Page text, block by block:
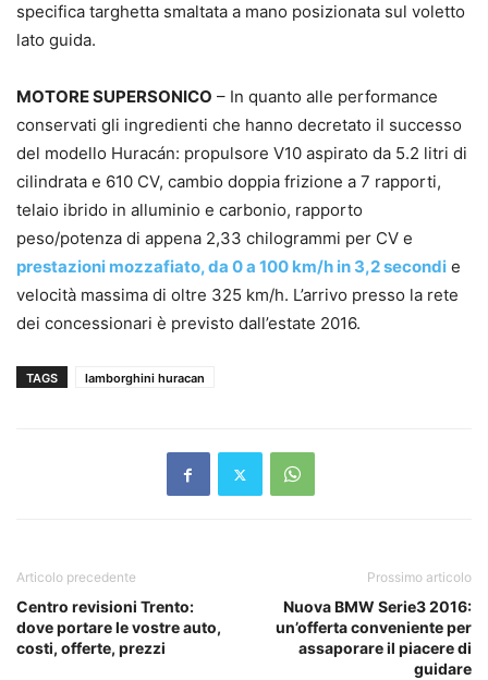
specifica targhetta smaltata a mano posizionata sul voletto
lato guida.
MOTORE SUPERSONICO – In quanto alle performance
conservati gli ingredienti che hanno decretato il successo
del modello Huracán: propulsore V10 aspirato da 5.2 litri di
cilindrata e 610 CV, cambio doppia frizione a 7 rapporti,
telaio ibrido in alluminio e carbonio, rapporto
peso/potenza di appena 2,33 chilogrammi per CV e
prestazioni mozzafiato, da 0 a 100 km/h in 3,2 secondi e
velocità massima di oltre 325 km/h. L’arrivo presso la rete
dei concessionari è previsto dall’estate 2016.
TAGS lamborghini huracan
Articolo precedente
Centro revisioni Trento:
dove portare le vostre auto,
costi, offerte, prezzi
Prossimo articolo
Nuova BMW Serie3 2016:
un’offerta conveniente per
assaporare il piacere di
guidare